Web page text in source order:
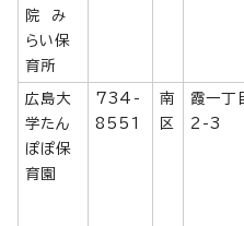
院 み
らい保
育所
広島大
学たん
ぽぽ保
育園
734-
8551
南
区
霞一丁
2-3